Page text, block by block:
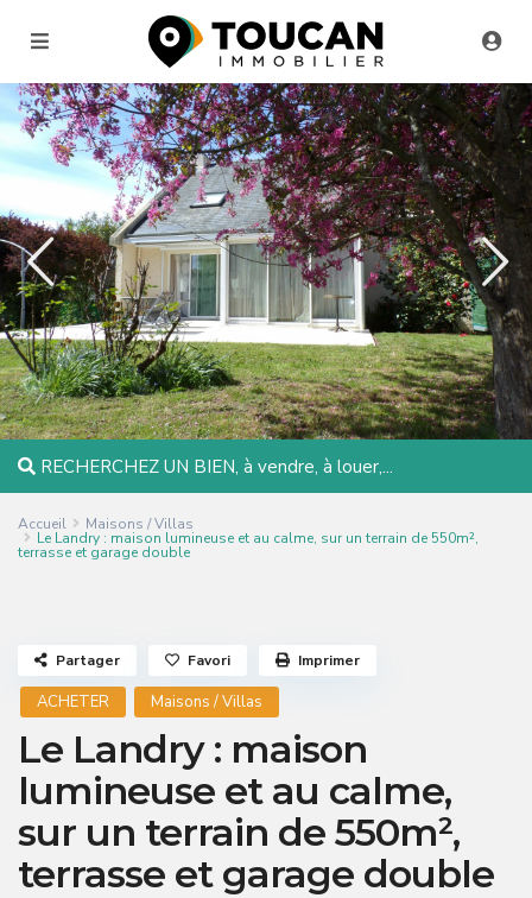
RECHERCHEZ UN BIEN, à vendre, à louer,...
Accueil Maisons / Villas
Le Landry : maison lumineuse et au calme, sur un terrain de 550m²,
terrasse et garage double
ACHETER Maisons / Villas
Le Landry : maison
lumineuse et au calme,
sur un terrain de 550m²,
terrasse et garage double
Partager Favori Imprimer